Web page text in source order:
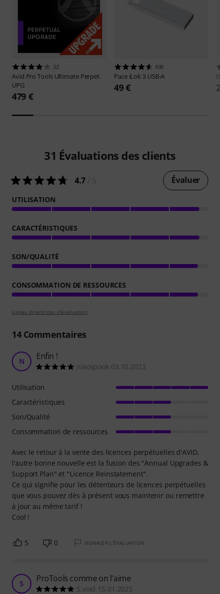
32
Avid Pro Tools Ultimate Perpet.
UPG
479 €
930
Pace iLok 3 USB-A
49 €
31 Évaluations des clients
4.7 Évaluer
UTILISATION
CARACTÉRISTIQUES
SON/QUALITÉ
CONSOMMATION DE RESSOURCES
Lignes directrices d'évaluation
14Commentaires
N Enfin !
nikospook 03.10.2023
Avec le retour à la vente des licences perpétuelles d'AVID,
l'autre bonne nouvelle est la fusion des "Annual Upgrades &
Support Plan" et "Licence Reinstatement".
Ce qui signifie pour les détenteurs de licences perpétuelles
que vous pouvez dès à présent vous maintenir ou remettre
à jour au même tarif !
Cool !
Utilisation
Caractéristiques
Son/Qualité
Consommation de ressources
5 0 SIGNALER L'ÉVALUATION
S ProTools comme on l'aime
S.void 15.01.2025